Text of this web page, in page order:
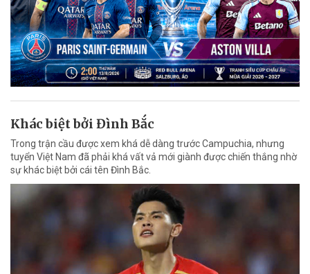
Khác biệt bởi Đình Bắc
Trong trận cầu được xem khá dễ dàng trước Campuchia, nhưng
tuyển Việt Nam đã phải khá vất vả mới giành được chiến thắng nhờ
sự khác biệt bởi cái tên Đình Bắc.